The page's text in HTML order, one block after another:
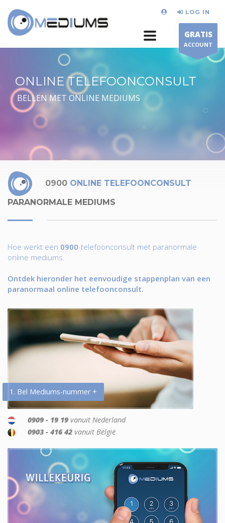
LOG IN
GRATIS
ACCOUNT
ONLINE TELEFOONCONSULT
BELLEN MET ONLINE MEDIUMS
0900 ONLINE TELEFOONCONSULT
PARANORMALE MEDIUMS
Hoe werkt een 0900-telefoonconsult met paranormale
online mediums.
Ontdek hieronder het eenvoudige stappenplan van een
paranormaal online telefoonconsult.
1. Bel Mediums-nummer +
0909 - 19 19 vanuit Nederland
0903 - 416 42 vanuit België